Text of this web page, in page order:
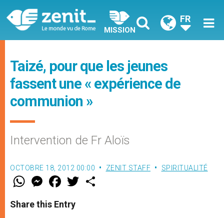
MISSION
FR
Taizé, pour que les jeunes
fassent une « expérience de
communion »
Intervention de Fr Aloïs
OCTOBRE 18, 2012 00:00 ZENIT STAFF SPIRITUALITÉ
W
t
s
M
e
s
e
F
a
e
b
w
Share this Entry